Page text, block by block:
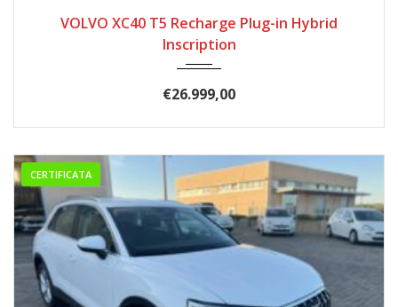
VOLVO XC40 T5 Recharge Plug-in Hybrid
Inscription
€26.999,00
CERTIFICATA